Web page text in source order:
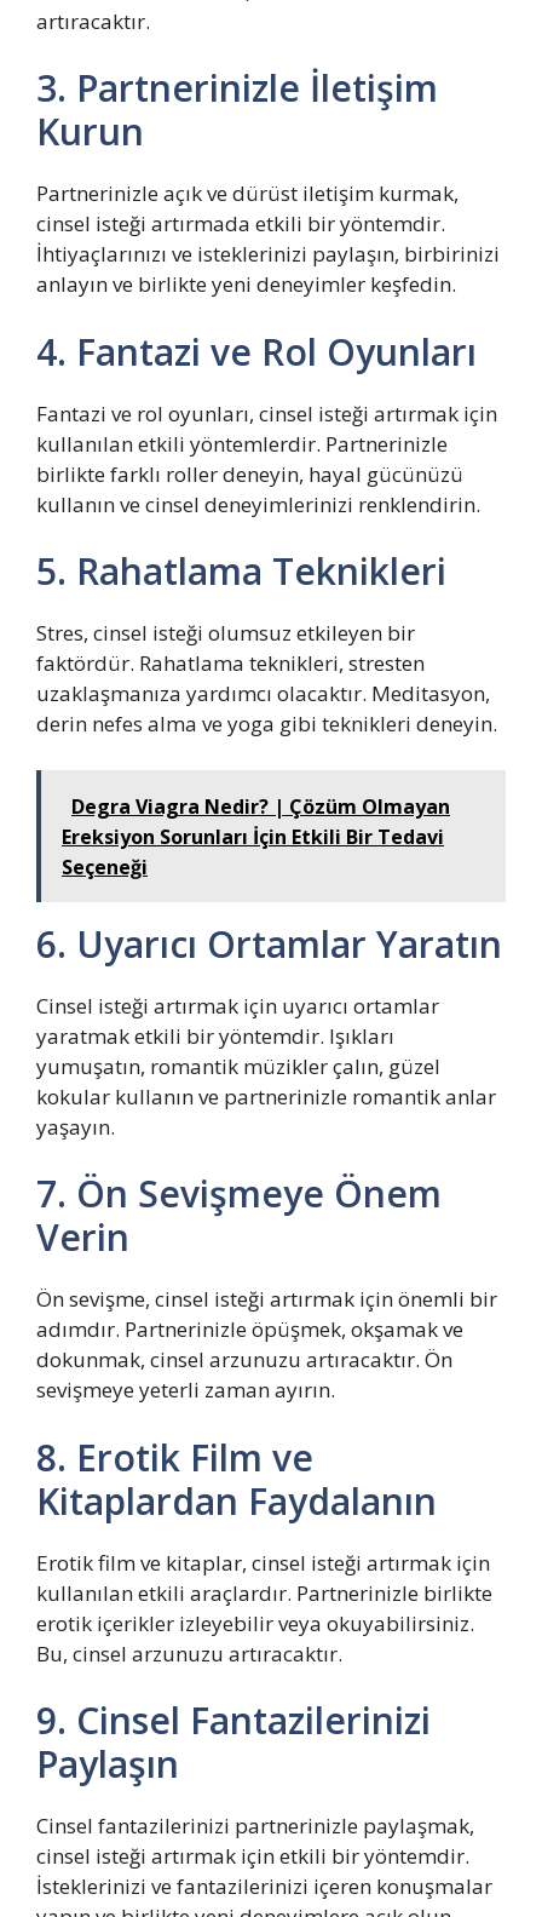
artıracaktır.
3. Partnerinizle İletişim
Kurun
Partnerinizle açık ve dürüst iletişim kurmak,
cinsel isteği artırmada etkili bir yöntemdir.
İhtiyaçlarınızı ve isteklerinizi paylaşın, birbirinizi
anlayın ve birlikte yeni deneyimler keşfedin.
4. Fantazi ve Rol Oyunları
Fantazi ve rol oyunları, cinsel isteği artırmak için
kullanılan etkili yöntemlerdir. Partnerinizle
birlikte farklı roller deneyin, hayal gücünüzü
kullanın ve cinsel deneyimlerinizi renklendirin.
5. Rahatlama Teknikleri
Stres, cinsel isteği olumsuz etkileyen bir
faktördür. Rahatlama teknikleri, stresten
uzaklaşmanıza yardımcı olacaktır. Meditasyon,
derin nefes alma ve yoga gibi teknikleri deneyin.
Degra Viagra Nedir? | Çözüm Olmayan
Ereksiyon Sorunları İçin Etkili Bir Tedavi
Seçeneği
6. Uyarıcı Ortamlar Yaratın
Cinsel isteği artırmak için uyarıcı ortamlar
yaratmak etkili bir yöntemdir. Işıkları
yumuşatın, romantik müzikler çalın, güzel
kokular kullanın ve partnerinizle romantik anlar
yaşayın.
7. Ön Sevişmeye Önem
Verin
Ön sevişme, cinsel isteği artırmak için önemli bir
adımdır. Partnerinizle öpüşmek, okşamak ve
dokunmak, cinsel arzunuzu artıracaktır. Ön
sevişmeye yeterli zaman ayırın.
8. Erotik Film ve
Kitaplardan Faydalanın
Erotik film ve kitaplar, cinsel isteği artırmak için
kullanılan etkili araçlardır. Partnerinizle birlikte
erotik içerikler izleyebilir veya okuyabilirsiniz.
Bu, cinsel arzunuzu artıracaktır.
9. Cinsel Fantazilerinizi
Paylaşın
Cinsel fantazilerinizi partnerinizle paylaşmak,
cinsel isteği artırmak için etkili bir yöntemdir.
İsteklerinizi ve fantazilerinizi içeren konuşmalar